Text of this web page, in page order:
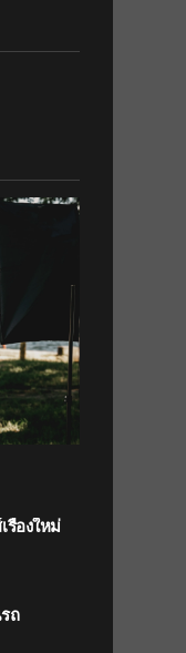
รื่องใหม่
ถ